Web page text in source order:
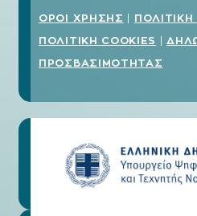
ΟΡΟΙ ΧΡΗΣΗΣ
ΠΟΛΙΤΙΚΗ COOKIES
ΠΡΟΣΒΑΣΙΜΟΤΗΤΑΣ